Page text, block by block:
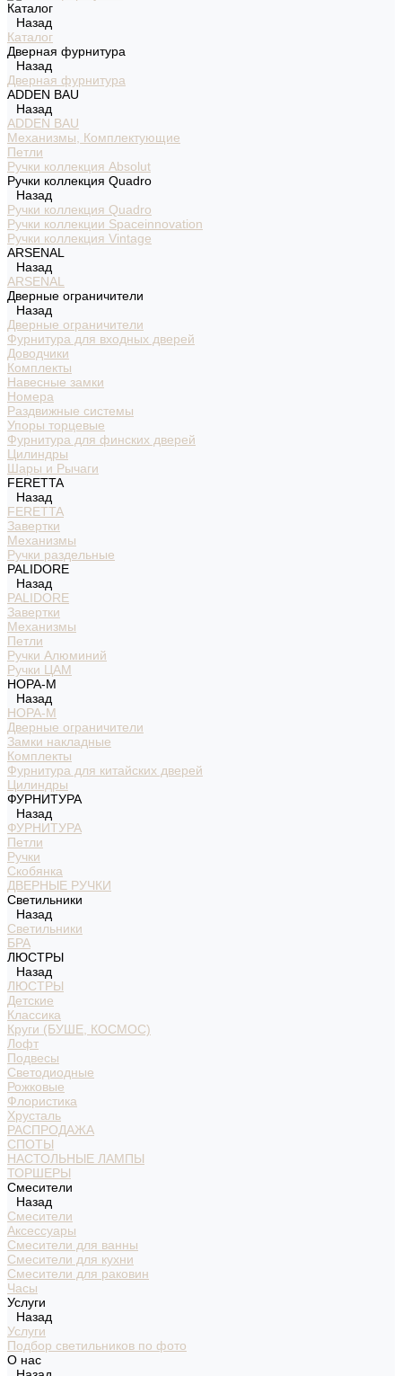
Каталог
Назад
Каталог
Дверная фурнитура
Назад
Дверная фурнитура
ADDEN BAU
Назад
ADDEN BAU
Механизмы, Комплектующие
Петли
Ручки коллекция Absolut
Ручки коллекция Quadro
Назад
Ручки коллекция Quadro
Ручки коллекции Spaceinnovation
Ручки коллекция Vintage
ARSENAL
Назад
ARSENAL
Дверные ограничители
Назад
Дверные ограничители
Фурнитура для входных дверей
Доводчики
Комплекты
Навесные замки
Номера
Раздвижные системы
Упоры торцевые
Фурнитура для финских дверей
Цилиндры
Шары и Рычаги
FERETTA
Назад
FERETTA
Завертки
Механизмы
Ручки раздельные
PALIDORE
Назад
PALIDORE
Завертки
Механизмы
Петли
Ручки Алюминий
Ручки ЦАМ
НОРА-М
Назад
НОРА-М
Дверные ограничители
Замки накладные
Комплекты
Фурнитура для китайских дверей
Цилиндры
ФУРНИТУРА
Назад
ФУРНИТУРА
Петли
Ручки
Скобянка
ДВЕРНЫЕ РУЧКИ
Светильники
Назад
Светильники
БРА
ЛЮСТРЫ
Назад
ЛЮСТРЫ
Детские
Классика
Круги (БУШЕ, КОСМОС)
Лофт
Подвесы
Светодиодные
Рожковые
Флористика
Хрусталь
РАСПРОДАЖА
СПОТЫ
НАСТОЛЬНЫЕ ЛАМПЫ
ТОРШЕРЫ
Смесители
Назад
Смесители
Аксессуары
Смесители для ванны
Смесители для кухни
Смесители для раковин
Часы
Услуги
Назад
Услуги
Подбор светильников по фото
О нас